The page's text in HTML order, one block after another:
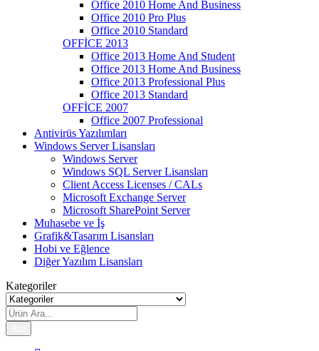
Office 2010 Home And Business
Office 2010 Pro Plus
Office 2010 Standard
OFFİCE 2013
Office 2013 Home And Student
Office 2013 Home And Business
Office 2013 Professional Plus
Office 2013 Standard
OFFİCE 2007
Office 2007 Professional
Antivirüs Yazılımları
Windows Server Lisansları
Windows Server
Windows SQL Server Lisansları
Client Access Licenses / CALs
Microsoft Exchange Server
Microsoft SharePoint Server
Muhasebe ve İş
Grafik&Tasarım Lisansları
Hobi ve Eğlence
Diğer Yazılım Lisansları
Kategoriler